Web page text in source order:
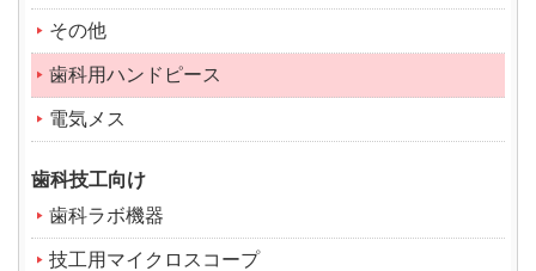
その他
歯科用ハンドピース
電気メス
歯科技工向け
歯科ラボ機器
技工用マイクロスコープ